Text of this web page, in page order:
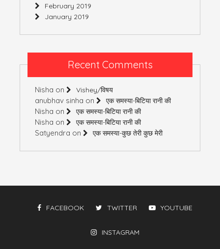
February 2019
January 2019
Recent Comments
Nisha on Vishey/विषय
anubhav sinha on एक समस्या-बिटिया रानी की
Nisha on एक समस्या-बिटिया रानी की
Nisha on एक समस्या-बिटिया रानी की
Satyendra on एक समस्या-कुछ तेरी कुछ मेरी
FACEBOOK TWITTER YOUTUBE
INSTAGRAM